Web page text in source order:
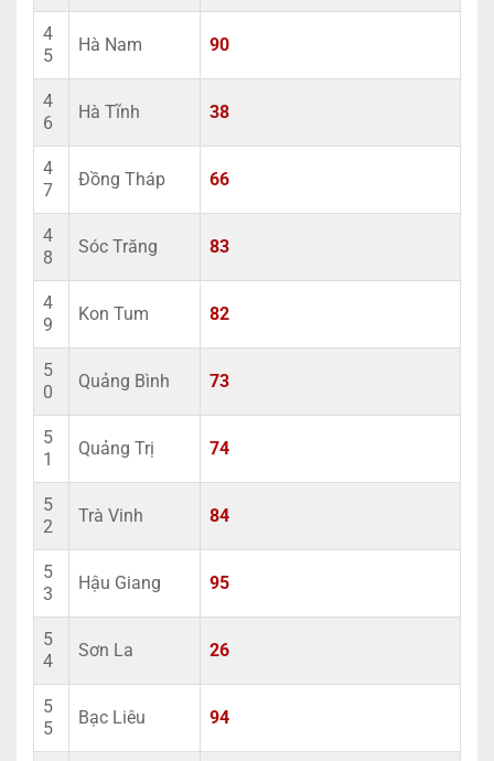
4
5
Hà Nam 90
4
6
Hà Tĩnh 38
4
7
Đồng Tháp 66
4
8
Sóc Trăng 83
4
9
Kon Tum 82
5
0
Quảng Bình 73
5
1
Quảng Trị 74
5
2
Trà Vinh 84
5
3
Hậu Giang 95
5
4
Sơn La 26
5
5
Bạc Liêu 94